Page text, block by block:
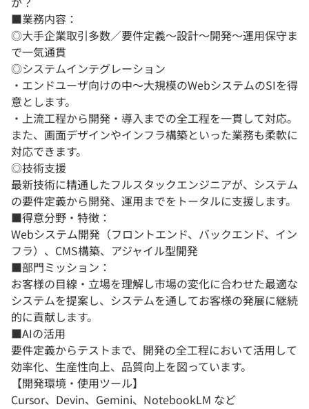
■業務内容：
◎大手企業取引多数／要件定義～設計～開発～運用保守ま
で一気通貫
◎システムインテグレーション
・エンドユーザ向けの中～大規模のWebシステムのSIを得
意とします。
・上流工程から開発・導入までの全工程を一貫して対応。
また、画面デザインやインフラ構築といった業務も柔軟に
対応できます。
◎技術支援
最新技術に精通したフルスタックエンジニアが、システム
の要件定義から開発、運用までをトータルに支援します。
■得意分野・特徴：
Webシステム開発（フロントエンド、バックエンド、イン
フラ）、CMS構築、アジャイル型開発
■部門ミッション：
お客様の目線・立場を理解し市場の変化に合わせた最適な
システムを提案し、システムを通してお客様の発展に継続
的に貢献します。
■AIの活用
要件定義からテストまで、開発の全工程において活用して
効率化、生産性向上、品質向上を図っています。
【開発環境・使用ツール】
Cursor、Devin、Gemini、NotebookLM など